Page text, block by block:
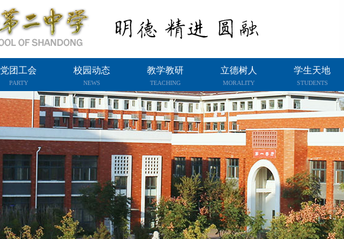
党团工会
PARTY
校园动态
NEWS
教学教研
TEACHING
立德树人
MORALITY
学生天地
STUDENTS